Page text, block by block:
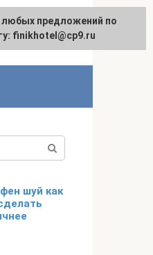
English
шуй как
предложений по
finikhotel@cp9.ru